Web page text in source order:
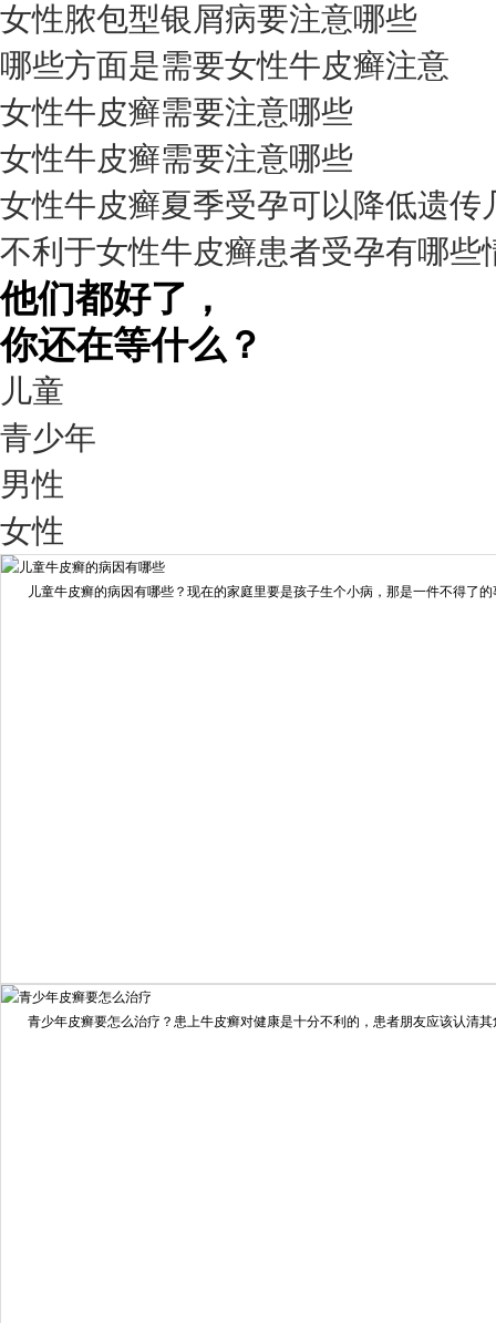
我要咨询我要预约
擅长：杨成平 互联网门诊主任【医生简介】 毕业于长江...[详情]
预约量
6821
疗效满意
98%
我要咨询
擅长： 王艳琼 门诊主任 专家介绍：毕业于川北医学院...
预约量
我要咨询我要预约
擅长：住院部主任 【个人简介】 肖建华，成都银康银屑病...
女性脓包型银屑病要注意哪些
哪些方面是需要女性牛皮癣注意
女性牛皮癣需要注意哪些
女性牛皮癣需要注意哪些
女性牛皮癣夏季受孕可以降低遗传
不利于女性牛皮癣患者受孕有哪些
他们都好了，
你还在等什么？
儿童
青少年
男性
女性
儿童牛皮癣的病因有哪些？现在的家庭里要是孩子生个小病，那是一件不得了的
青少年皮癣要怎么治疗？患上牛皮癣对健康是十分不利的，患者朋友应该认清其